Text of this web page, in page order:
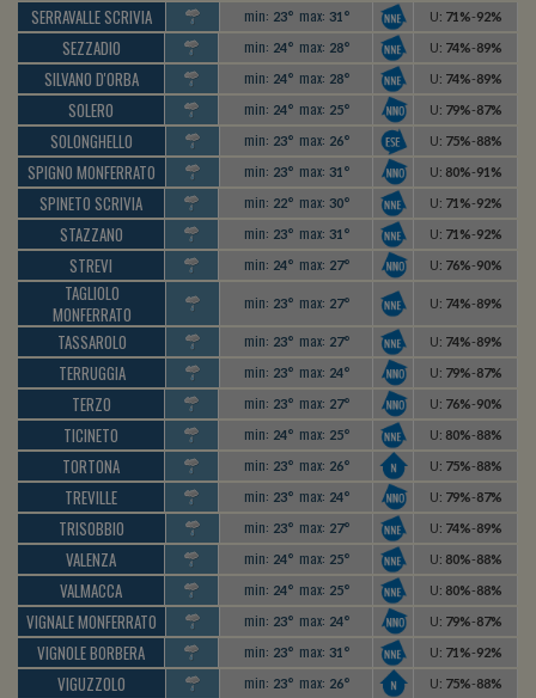
SERRAVALLE SCRIVIA min: 23° max: 31° U: 71%-92%
SEZZADIO min: 24° max: 28° U: 74%-89%
SILVANO D'ORBA min: 24° max: 28° U: 74%-89%
SOLERO min: 24° max: 25° U: 79%-87%
SOLONGHELLO min: 23° max: 26° U: 75%-88%
SPIGNO MONFERRATO min: 23° max: 31° U: 80%-91%
SPINETO SCRIVIA min: 22° max: 30° U: 71%-92%
STAZZANO min: 23° max: 31° U: 71%-92%
STREVI min: 24° max: 27° U: 76%-90%
TAGLIOLO
MONFERRATO
min: 23° max: 27° U: 74%-89%
TASSAROLO min: 23° max: 27° U: 74%-89%
TERRUGGIA min: 23° max: 24° U: 79%-87%
TERZO min: 23° max: 27° U: 76%-90%
TICINETO min: 24° max: 25° U: 80%-88%
TORTONA min: 23° max: 26° U: 75%-88%
TREVILLE min: 23° max: 24° U: 79%-87%
TRISOBBIO min: 23° max: 27° U: 74%-89%
VALENZA min: 24° max: 25° U: 80%-88%
VALMACCA min: 24° max: 25° U: 80%-88%
VIGNALE MONFERRATO min: 23° max: 24° U: 79%-87%
VIGNOLE BORBERA min: 23° max: 31° U: 71%-92%
VIGUZZOLO min: 23° max: 26° U: 75%-88%